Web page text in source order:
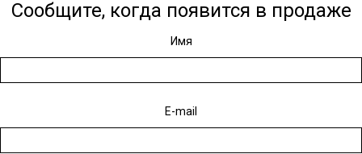
Сообщите, когда появится в продаже
Имя
E-mail